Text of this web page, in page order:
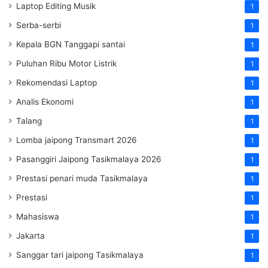
Laptop Editing Musik 1
Serba-serbi 1
Kepala BGN Tanggapi santai 1
Puluhan Ribu Motor Listrik 1
Rekomendasi Laptop 1
Analis Ekonomi 1
Talang 1
Lomba jaipong Transmart 2026 1
Pasanggiri Jaipong Tasikmalaya 2026 1
Prestasi penari muda Tasikmalaya 1
Prestasi 1
Mahasiswa 1
Jakarta 1
Sanggar tari jaipong Tasikmalaya 1